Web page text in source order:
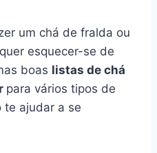
um chá de fralda ou
esquecer-se de
boas listas de chá
para vários tipos de
te ajudar a se